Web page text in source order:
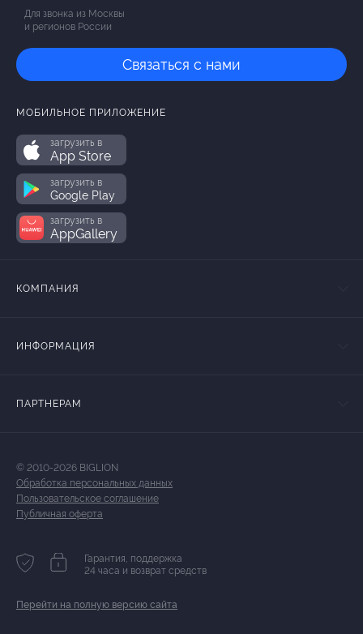
Для звонка из Москвы
и регионов России
Связаться с нами
МОБИЛЬНОЕ ПРИЛОЖЕНИЕ
загрузить в
App Store
загрузить в
Google Play
загрузить в
AppGallery
КОМПАНИЯ
ИНФОРМАЦИЯ
ПАРТНЕРАМ
© 2010-2026 BIGLION
Обработка персональных данных
Пользовательское соглашение
Публичная оферта
Гарантия, поддержка
24 часа и возврат средств
Перейти на полную версию сайта